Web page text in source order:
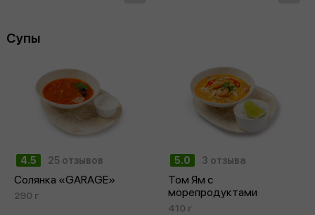
Супы
4.5 25 отзывов
Солянка «GARAGE»
290 г
5.0 3 отзыва
Том Ям с
морепродуктами
410 г